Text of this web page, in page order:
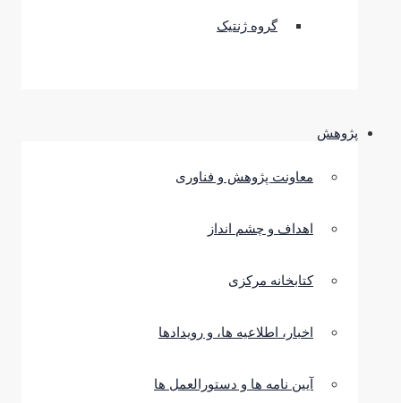
گروه ژنتیک
پژوهش
معاونت پژوهش و فناوری
اهداف و چشم انداز
کتابخانه مرکزی
اخبار، اطلاعیه ها، و رویدادها
آیین نامه ها و دستورالعمل ها